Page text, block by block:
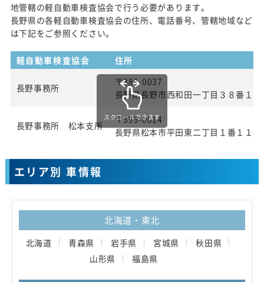
地管轄の軽自動車検査協会で行う必要があります。
長野県の各軽自動車検査協会の住所、電話番号、管轄地域など
は下記をご参照ください。
軽自動車検査協会 住所
長野事務所
〒381-0037
長野県長野市西和田一丁目３８番１号
長野事務所 松本支所
〒399-0014
長野県松本市平田東二丁目１番１１号
スクロールできます
エリア別 車情報
北海道・東北
北海道 青森県 岩手県 宮城県
秋田県
山形県
福島県